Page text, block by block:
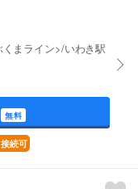
まライン>/いわき駅
無料
続可